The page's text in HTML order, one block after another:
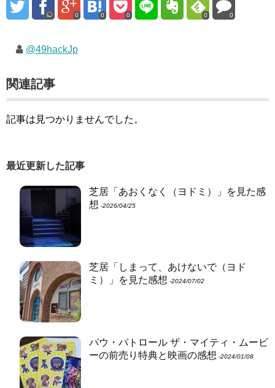
0 0 0 0 0
@49hackJp
関連記事
記事は見つかりませんでした。
最近更新した記事
芝居「あおくなく（ヨドミ）」を見た感
想 ‐2026/04/25
芝居「しまって、あけないで（ヨド
ミ）」を見た感想 ‐2024/07/02
パウ・パトロール ザ・マイティ・ムービ
ーの前売り特典と映画の感想 ‐2024/01/08